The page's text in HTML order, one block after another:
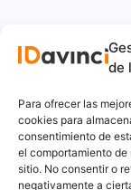
de
Para ofrecer las
cookies para
consentimiento de
el comportamiento
sitio. No consentir o
negativamente a